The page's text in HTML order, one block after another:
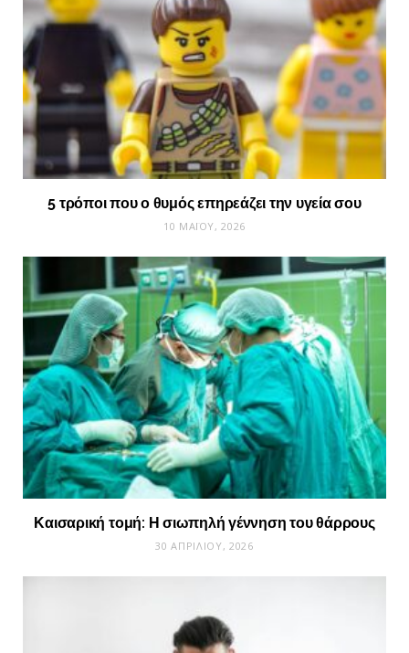
5 τρόποι που ο θυμός επηρεάζει την υγεία σου
10 ΜΑΪ́ΟΥ, 2026
Καισαρική τομή: Η σιωπηλή γέννηση του θάρρους
30 ΑΠΡΙΛΊΟΥ, 2026